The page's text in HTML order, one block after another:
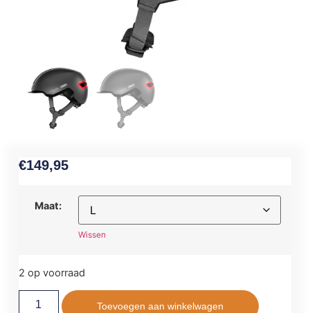
€149,95
Maat:
Wissen
2 op voorraad
Toevoegen aan winkelwagen